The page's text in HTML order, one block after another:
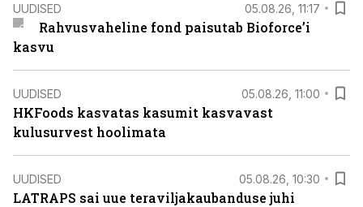
UUDISED 05.08.26, 11:17
Rahvusvaheline fond paisutab Bioforce’i
kasvu
UUDISED 05.08.26, 11:00
HKFoods kasvatas kasumit kasvavast
kulusurvest hoolimata
UUDISED 05.08.26, 10:30
LATRAPS sai uue teraviljakaubanduse juhi